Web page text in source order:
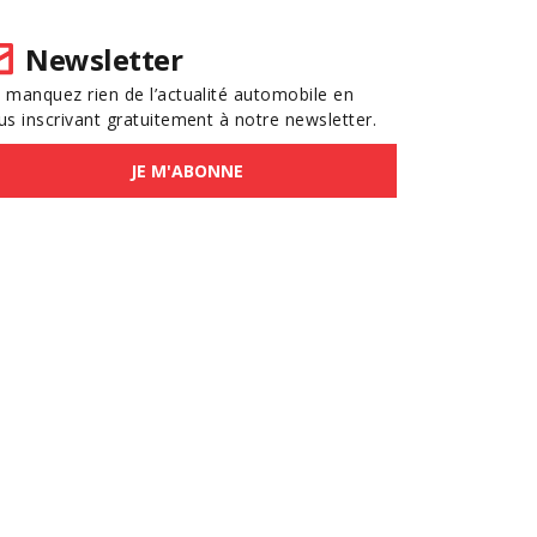
Newsletter
manquez rien de l’actualité automobile en
inscrivant gratuitement à notre newsletter.
JE M'ABONNE